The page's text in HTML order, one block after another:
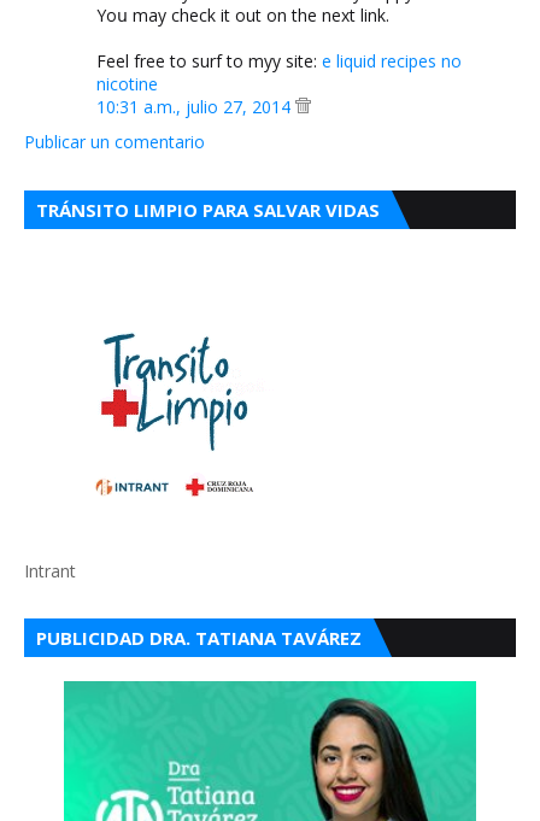
Yoս may check it out on the next link.
Feel free to surf to myy site: e liquid recipes no
nicotine
10:31 a.m., julio 27, 2014
Publicar un comentario
TRÁNSITO LIMPIO PARA SALVAR VIDAS
Intrant
PUBLICIDAD DRA. TATIANA TAVÁREZ